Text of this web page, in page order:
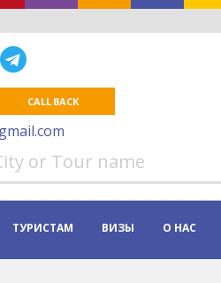
CALL BACK
ТУРИСТАМ ВИЗЫ О НАС